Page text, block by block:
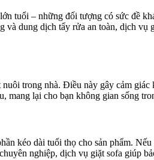
tuổi – những đối tượng có sức đề
dung dịch tẩy rửa an toàn, dịch
trong nhà. Điều này gây cảm
lại cho bạn không gian sống
kéo dài tuổi thọ cho sản phẩm.
nghiệp, dịch vụ giặt sofa giúp